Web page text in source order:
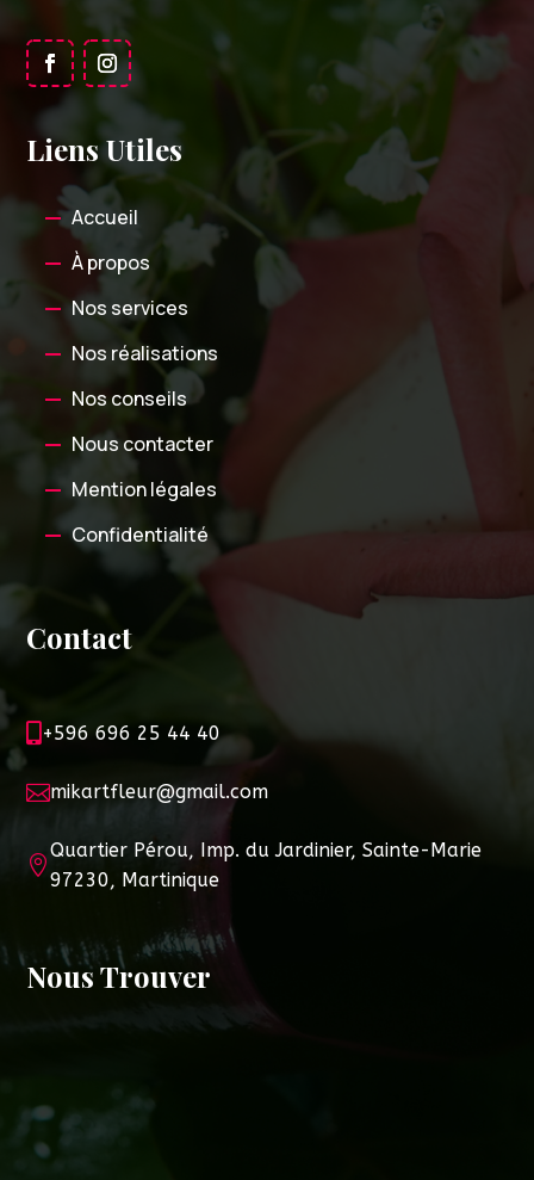
Liens Utiles
Accueil
À propos
Nos services
Nos réalisations
Nos conseils
Nous contacter
Mention légales
Confidentialité
Contact
 +596 696 25 44 40
mikartfleur@gmail.com

Quartier Pérou, Imp. du Jardinier, Sainte-Marie
97230, Martinique
Nous Trouver